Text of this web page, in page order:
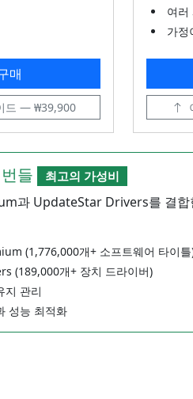
매
드 — ₩39,900
여러
가정
들 최고의 가성비
과 UpdateStar Drivers를 결합
(1,776,000개+ 소프트웨어 타이
(189,000개+ 장치 드라이버)
지 관리
성능 최적화